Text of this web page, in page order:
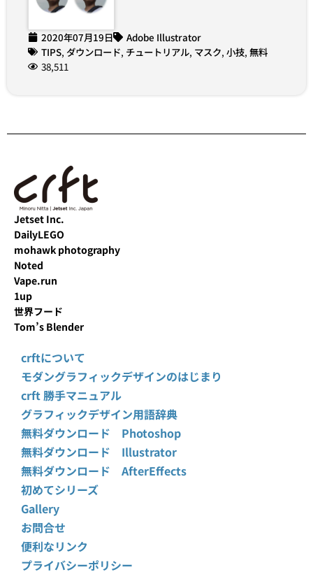
2020年07月19日
Adobe Illustrator
TIPS, ダウンロード, チュートリアル, マスク, 小技, 無料
38,511
Jetset Inc.
DailyLEGO
mohawk photography
Noted
Vape.run
1up
世界フード
Tom’s Blender
crftについて
モダングラフィックデザインのはじまり
crft 勝手マニュアル
グラフィックデザイン用語辞典
無料ダウンロード Photoshop
無料ダウンロード Illustrator
無料ダウンロード AfterEffects
初めてシリーズ
Gallery
お問合せ
便利なリンク
プライバシーポリシー